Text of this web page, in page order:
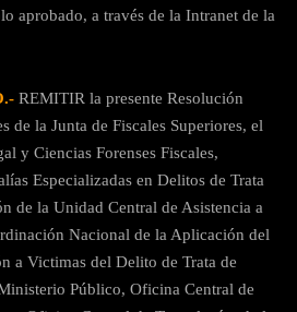
aprobado, a través de la Intranet de la
REMITIR la presente Resolución
de la Junta de Fiscales Superiores, el
y Ciencias Forenses Fiscales,
Especializadas en Delitos de Trata
de la Unidad Central de Asistencia a
Nacional de la Aplicación del
a Victimas del Delito de Trata de
Público, Oficina Central de